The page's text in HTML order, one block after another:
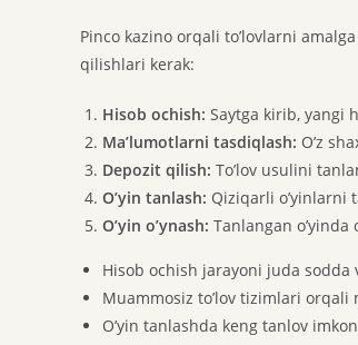
Pinco kazino orqali to’lovlarni
qilishlari kerak:
Hisob ochish: Saytga kirib, yangi
Ma’lumotlarni tasdiqlash: O’z
Depozit qilish: To’lov usulini
O’yin tanlash: Qiziqarli o’yinlarni
O’yin o’ynash: Tanlangan o’yinda
Hisob ochish jarayoni juda sodda
Muammosiz to’lov tizimlari orqali
O’yin tanlashda keng tanlov